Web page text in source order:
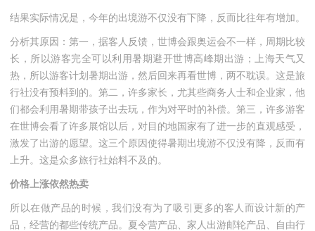
结果实际情况是，今年的出境游不仅没有下降，反而比往年有增加。
分析其原因：第一，据客人反馈，世博会跟奥运会不一样，周期比较
长，所以游客完全可以利用暑期避开世博高峰期出游；上海天气又
热，所以游客计划暑期出游，然后回来再看世博，两不耽误。这是旅
行社没有预料到的。第二，许多家长，尤其些商务人士和企业家，他
们都会利用暑期带孩子出去玩，作为对平时的补偿。第三，许多游客
在世博会看了许多展馆以后，对目的地国家有了进一步的直观感受，
激发了出游的愿望。这三个原因使得暑期出境游不仅没有降，反而有
上升。这是众多旅行社始料不及的。
价格上涨依然热卖
所以在做产品的时候，我们没有为了吸引更多的客人而设计新的产
品，经营的都些传统产品。夏令营产品、家人出游邮轮产品、自由行